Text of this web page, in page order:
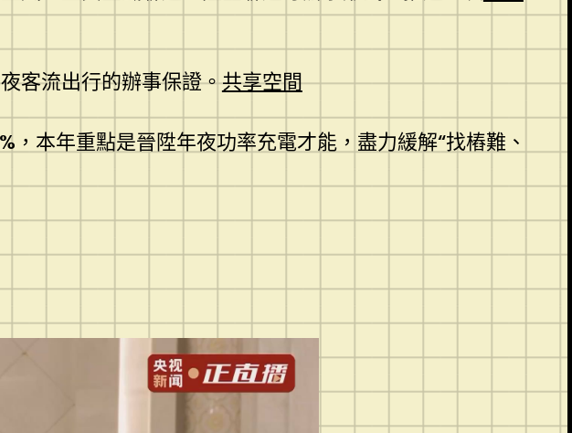
客流出行的辦事保證。共享空間
本年重點是晉陞年夜功率充電才能，盡力緩解“找樁難、